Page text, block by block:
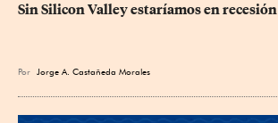
Sin Silicon Valley estaríamos en recesión
Por Jorge A. Castañeda Morales